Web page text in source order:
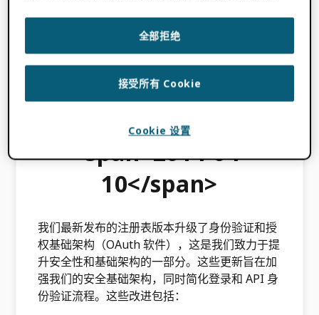
研究人员连接现在，会员可以跟踪通过其
集成验证的隶属关系的记录中，具有会员已验证
电子邮件域的记录的百分比，以及每月向已验证
隶属关系发送的 Researcher Connect 通知的数
<span>2014-04-
10</span>
我们最新发布的注册表版本升级了身份验证和授
权基础架构（OAuth 软件），这是我们致力于提
升安全性和基础架构的一部分。这些更新旨在加
强我们的安全基础架构，同时简化登录和 API 身
份验证流程。这些改进包括：
全部拒绝
接受所有 Cookie
Cookie 设置